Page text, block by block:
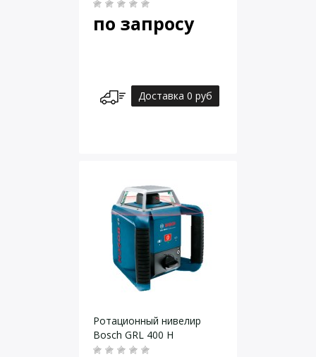
по запросу
Доставка 0 руб
Ротационный нивелир
Bosch GRL 400 H